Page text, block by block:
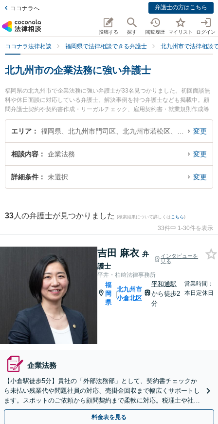
ココナラへ 弁護士の方はこちら
投稿する 探す 閲覧履歴 マイリスト ログイン
ココナラ法律相談 福岡県で法律相談できる弁護士 北九州市で法律相談
北九州市の企業法務に強い弁護士
福岡県の北九州市で企業法務に強い弁護士が33名見つかりました。初回面談無
料や休日面談に対応している弁護士、解決事例を持つ弁護士なども掲載中。顧
問弁護士契約や契約書作成・リーガルチェック、雇用契約書・就業規則作成等
の細かな分野での絞り込み検索もでき便利です。特に平井・柏﨑法律事務所の
吉田 麻衣弁護士や弁護士法人ＯＮＥ 門司オフィスの田川 瞳弁護士、弁護士法
ラブルを今すぐに弁護士に相談したい』『企業法務のトラブル解決の実績豊富
な近くの弁護士を検索したい』『初回相談無料で企業法務を法律相談できる北
九州市内の弁護士に相談予約したい』などでお困りの相談者さんにおすすめで
エリア 変更
相談内容 企業法務 変更
詳細条件 未選択 変更
33 人の弁護士が見つかりました (検索結果について詳しくは こちら)
33件中 1-30件を表示
吉田 麻衣 弁
護士
インタビューを
見る
平井・柏﨑法律事務所
福
岡
県
|
北九州市
小倉北区
平和通駅
から徒歩2
分
営業時間：
本日定休日
企業法務
【小倉駅徒歩5分】貴社の「外部法務部」として、契約書チェックか
ら未払い残業代や問題社員の対応、売掛金回収まで幅広くサポートし
ます。スポットのご依頼から顧問契約まで柔軟に対応。税理士や社労
士ら他士業とも連携し、企業様の成長を後押しします。
料金表を見る